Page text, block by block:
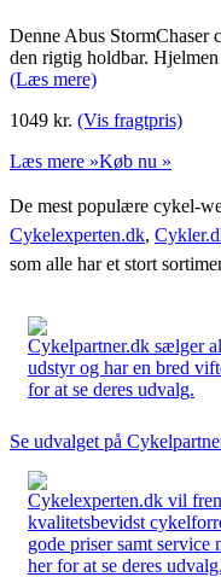
Denne Abus StormChaser
den rigtig holdbar.
(Læs mere)
1049 kr. (Vis fragtpris)
Læs mere »Køb nu »
De mest populære cykel-
Cykelexperten.dk,
som alle har et stort
Cykelpartner.dk sælger
udstyr og har en bred
for at se deres udvalg.
Se udvalget på
Cykelexperten.dk vil
kvalitetsbevidst
gode priser samt
her for at se deres udvalg.